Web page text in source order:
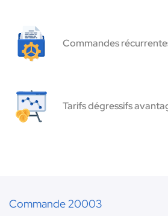
Commandes
Tarifs dégressifs
Commande 20003